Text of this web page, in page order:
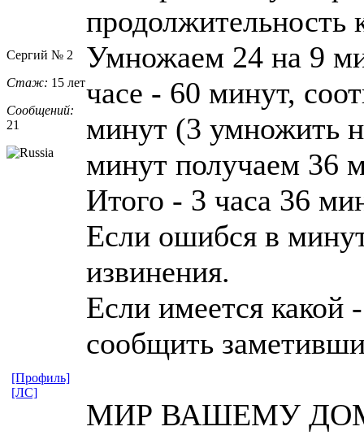
Сергий № 2
Стаж: 15 лет
Сообщений:
21
продолжительность
Умножаем 24 на 9
часе - 60 минут,
минут (3 умножить
минут получаем 36
Итого - 3 часа 36
Если ошибся в
извинения.
Если имеется какой
сообщить
МИР ВАШЕМУ
[Профиль]
[ЛС]